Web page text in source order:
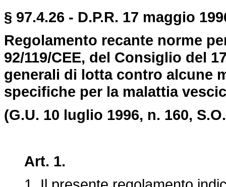
§ 97.4.26 - D.P.R. 17 maggio
Regolamento recante norme
92/119/CEE, del Consiglio del
generali di lotta contro alcune
specifiche per la malattia
(G.U. 10 luglio 1996, n. 160,
Art. 1.